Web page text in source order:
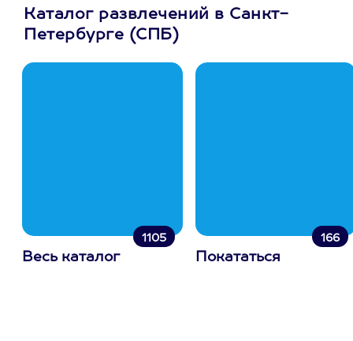
Каталог развлечений в Санкт-
Петербурге (СПБ)
1105
Весь каталог
166
Покататься